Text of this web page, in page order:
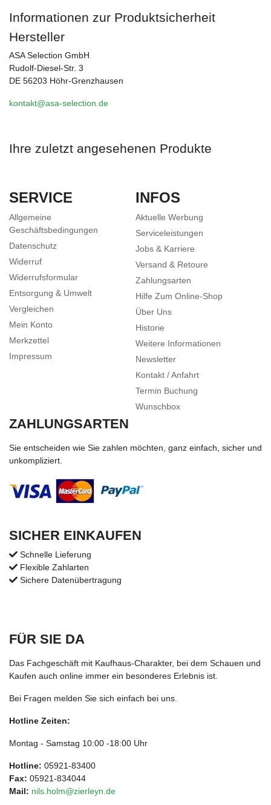
Informationen zur Produktsicherheit
Hersteller
ASA Selection GmbH
Rudolf-Diesel-Str. 3
DE 56203 Höhr-Grenzhausen
kontakt@asa-selection.de
Ihre zuletzt angesehenen Produkte
SERVICE
Allgemeine
Geschäftsbedingungen
Datenschutz
Widerruf
Widerrufsformular
Entsorgung & Umwelt
Vergleichen
Mein Konto
Merkzettel
Impressum
INFOS
Aktuelle Werbung
Serviceleistungen
Jobs & Karriere
Versand & Retoure
Zahlungsarten
Hilfe Zum Online-Shop
Über Uns
Historie
Weitere Informationen
Newsletter
Kontakt / Anfahrt
Termin Buchung
Wunschbox
ZAHLUNGSARTEN
Sie entscheiden wie Sie zahlen möchten, ganz einfach, sicher und
unkompliziert.
SICHER EINKAUFEN
Schnelle Lieferung
Flexible Zahlarten
Sichere Datenübertragung
FÜR SIE DA
Das Fachgeschäft mit Kaufhaus-Charakter, bei dem Schauen und
Kaufen auch online immer ein besonderes Erlebnis ist.
Bei Fragen melden Sie sich einfach bei uns.
Hotline Zeiten:
Montag - Samstag 10:00 -18:00 Uhr
Hotline: 05921-83400
Fax: 05921-834044
Mail: nils.holm@zierleyn.de